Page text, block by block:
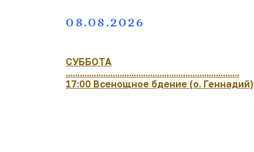
08.08.2026
СУББОТА
..........................................................................
17:00 Всенощное бдение (о. Геннадий)